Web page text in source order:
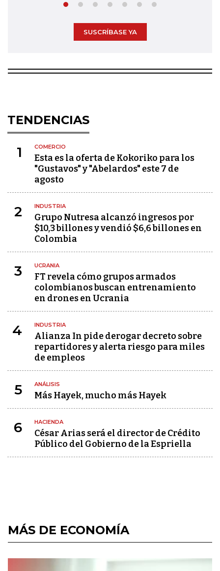
SUSCRÍBASE YA
TENDENCIAS
1 COMERCIO
Esta es la oferta de Kokoriko para los
"Gustavos" y "Abelardos" este 7 de
agosto
2 INDUSTRIA
Grupo Nutresa alcanzó ingresos por
$10,3 billones y vendió $6,6 billones en
Colombia
3 UCRANIA
FT revela cómo grupos armados
colombianos buscan entrenamiento
en drones en Ucrania
4 INDUSTRIA
Alianza In pide derogar decreto sobre
repartidores y alerta riesgo para miles
de empleos
5 ANÁLISIS
Más Hayek, mucho más Hayek
6 HACIENDA
César Arias será el director de Crédito
Público del Gobierno de la Espriella
MÁS DE ECONOMÍA